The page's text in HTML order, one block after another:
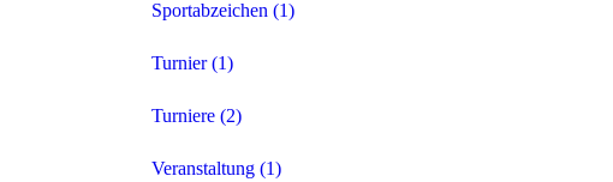
Sportabzeichen (1)
Turnier(1)
Turniere (2)
Veranstaltung (1)